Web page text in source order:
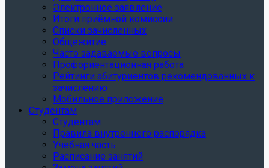
Электронное заявление
Итоги приёмной комиссии
Списки зачисленных
Общежитие
Часто задаваемые вопросы
Профориентационная работа
Рейтинги абитуриентов рекомендованных к
зачислению
Мобильное приложение
Студентам
Студентам
Правила внутреннего распорядка
Учебная часть
Расписание занятий